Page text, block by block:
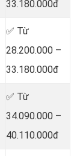
33.180.000đ
✅ Từ
28.200.000 –
33.180.000đ
✅ Từ
34.090.000 –
40.110.000đ